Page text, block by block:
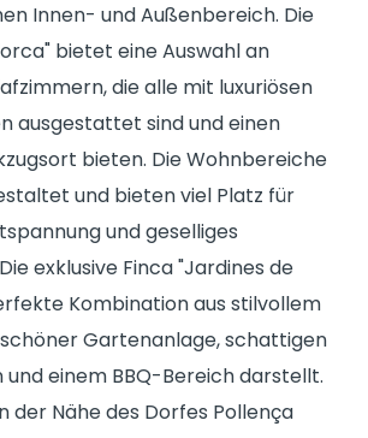
Innen- und Außenbereich. Die
bietet eine Auswahl an
die alle mit luxuriösen
ausgestattet sind und einen
bieten. Die Wohnbereiche
und bieten viel Platz für
und geselliges
exklusive Finca "Jardines de
Kombination aus stilvollem
Gartenanlage, schattigen
und einem BBQ-Bereich darstellt.
der Nähe des Dorfes Pollença